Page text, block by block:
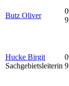
Butz Oliver
Hucke Birgit
Sachgebietsleiterin